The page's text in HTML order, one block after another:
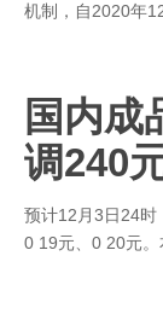
机制，自2020年
国内成
调240
预计12月3日24时
0 19元、0 20元